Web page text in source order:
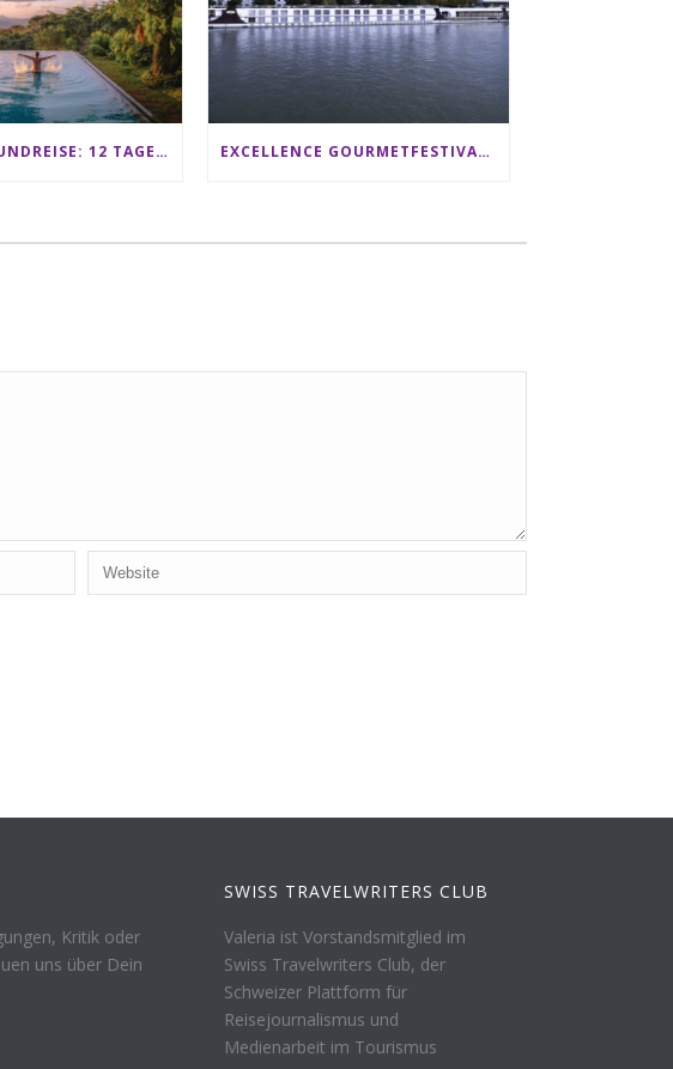
SRI LANKA RUNDREISE: 12 TAGE ZWISCHEN ELEFANTEN, TEEPLANTAGEN & STRAND ALS FAMILIE EXCELLENCE GOURMETFESTIVAL ´25: ZWEI STERNEKÖCHE ANTONIO GUIDA & DARIO MORESCO VERWÖHNEN IHRE GÄSTE AUF EINER LUXERIÖSEN SCHIFFSREISE
Kritik oder
uns über Dein
SWISS TRAVELWRITERS CLUB
Valeria ist Vorstandsmitglied im
Swiss Travelwriters Club, der
Schweizer Plattform für
Reisejournalismus und
Medienarbeit im Tourismus